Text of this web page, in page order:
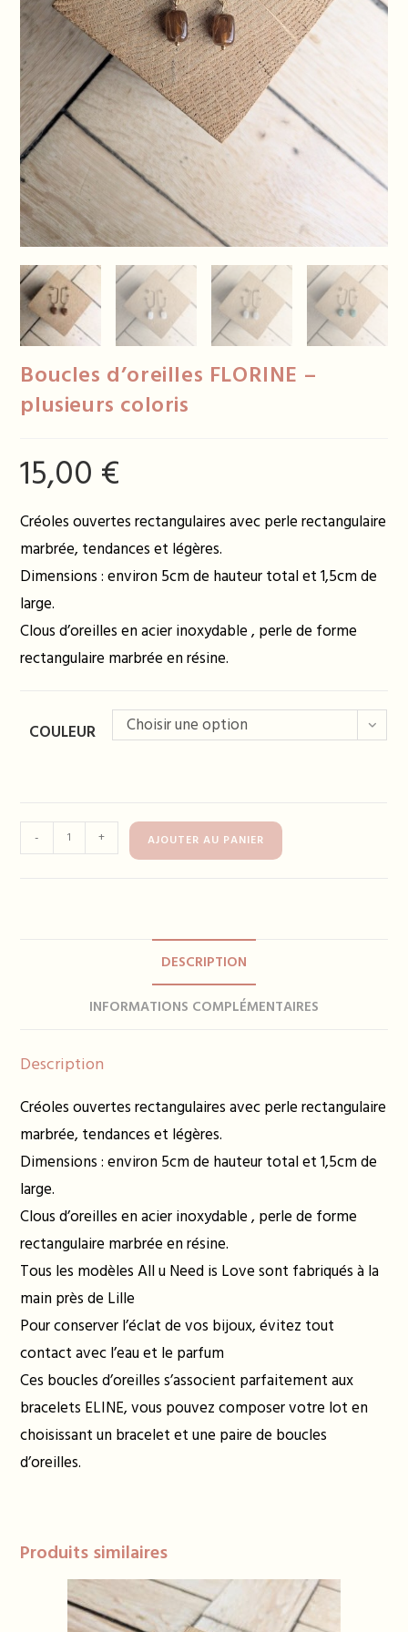
Boucles d’oreilles FLORINE –
plusieurs coloris
15,00 €
Créoles ouvertes rectangulaires avec perle rectangulaire
marbrée, tendances et légères.
Dimensions : environ 5cm de hauteur total et 1,5cm de
large.
Clous d’oreilles en acier inoxydable , perle de forme
rectangulaire marbrée en résine.
COULEUR Choisir une option
de
- + AJOUTER AU PANIER
DESCRIPTION
INFORMATIONS COMPLÉMENTAIRES
Description
Créoles ouvertes rectangulaires avec perle rectangulaire
marbrée, tendances et légères.
Dimensions : environ 5cm de hauteur total et 1,5cm de
large.
Clous d’oreilles en acier inoxydable , perle de forme
rectangulaire marbrée en résine.
Tous les modèles All u Need is Love sont fabriqués à la
main près de Lille
Pour conserver l’éclat de vos bijoux, évitez tout
contact avec l’eau et le parfum
Ces boucles d’oreilles s’associent parfaitement aux
bracelets ELINE, vous pouvez composer votre lot en
choisissant un bracelet et une paire de boucles
d’oreilles.
Produits similaires